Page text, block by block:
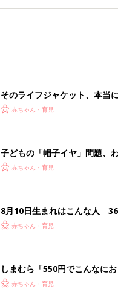
8月10日生まれはこんな人
1